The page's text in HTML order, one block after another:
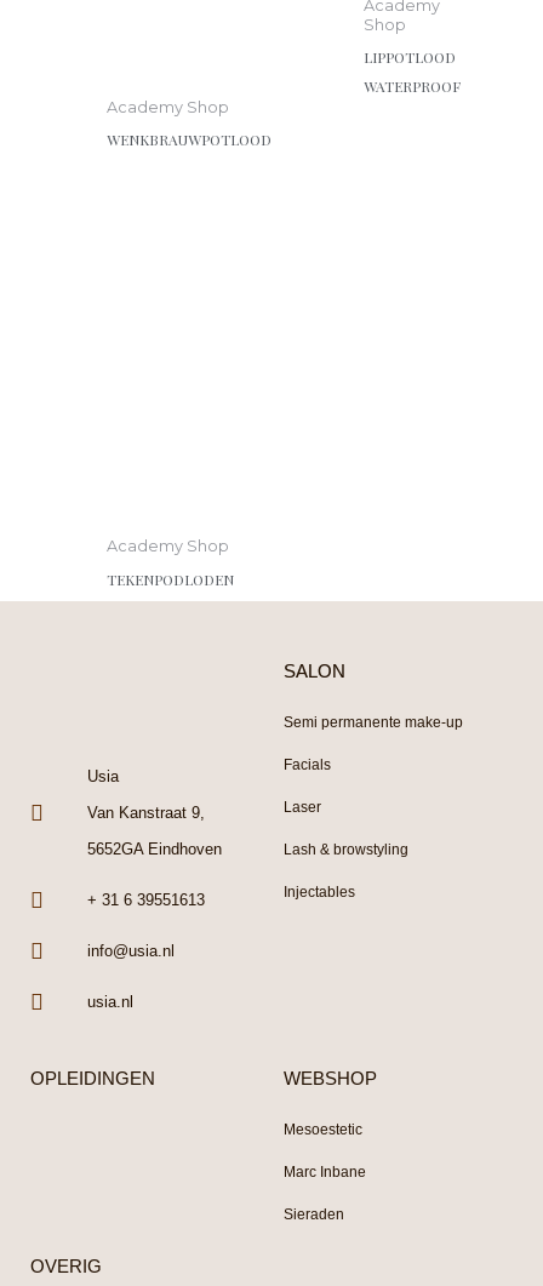
Academy Shop
WENKBRAUWPOTLOOD
Academy
Shop
LIPPOTLOOD
WATERPROOF
Academy Shop
TEKENPODLODEN
Usia
Van Kanstraat 9,
5652GA Eindhoven
+ 31 6 39551613
info@usia.nl
usia.nl
SALON
Semi permanente make-up
Facials
Laser
Lash & browstyling
Injectables
OPLEIDINGEN WEBSHOP
Mesoestetic
Marc Inbane
Sieraden
OVERIG